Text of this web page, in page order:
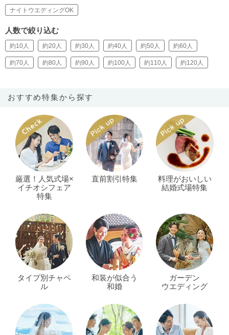
ナイトウエディングOK
人数で絞り込む
約10人 約20人 約30人 約40人 約50人 約60人
約70人 約80人 約90人 約100人 約110人 約120人
おすすめ特集から探す
厳選！人気式場×
イチオシフェア
特集
直前割引特集
料理がおいしい
結婚式場特集
タイプ別チャペ
ル
和装が似合う
和婚
ガーデン
ウエディング